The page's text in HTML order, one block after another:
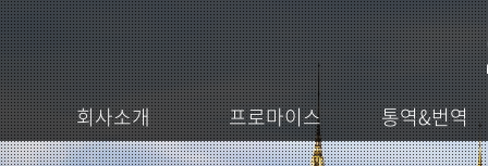
회사소개 프로마이스 통역&번역